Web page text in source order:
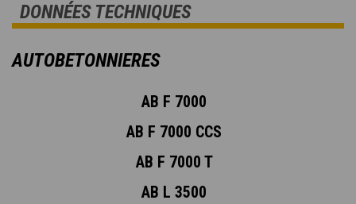
DONNÉES TECHNIQUES
AUTOBETONNIERES
AB F 7000
AB F 7000 CCS
AB F 7000 T
AB L 3500